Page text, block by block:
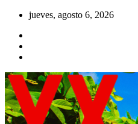
Saltar
contenido
jueves, agosto 6, 2026